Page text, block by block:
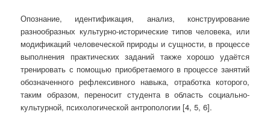
Опознание, идентификация, анализ, конструирование
разнообразных культурно-исторические типов человека, или
модификаций человеческой природы и сущности, в процессе
выполнения практических заданий также хорошо удаётся
тренировать с помощью приобретаемого в процессе занятий
обозначенного рефлексивного навыка, отработка которого,
таким образом, переносит студента в область социально-
культурной, психологической антропологии [4, 5, 6].